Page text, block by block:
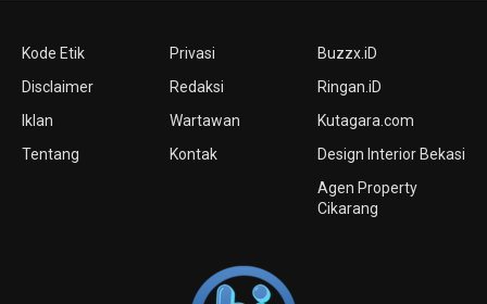
Kode Etik
Disclaimer
Iklan
Tentang
Privasi
Redaksi
Wartawan
Kontak
Buzzx.iD
Ringan.iD
Kutagara.com
Design Interior Bekasi
Agen Property
Cikarang